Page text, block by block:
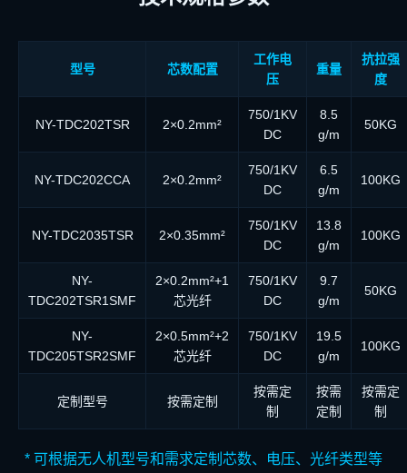
型号 芯数配置
工作电
压
重量
抗拉强
度
NY-TDC202TSR 2×0.2mm²
750/1KV
DC
8.5
g/m
50KG
NY-TDC202CCA 2×0.2mm²
750/1KV
DC
6.5
g/m
100KG
NY-TDC2035TSR 2×0.35mm²
750/1KV
DC
13.8
g/m
100KG
NY-
TDC202TSR1SMF
2×0.2mm²+1
芯光纤
750/1KV
DC
9.7
g/m
50KG
NY-
TDC205TSR2SMF
2×0.5mm²+2
芯光纤
750/1KV
DC
19.5
g/m
100KG
定制型号 按需定制
按需定
制
按需
定制
按需定
制
* 可根据无人机型号和需求定制芯数、电压、光纤类型等